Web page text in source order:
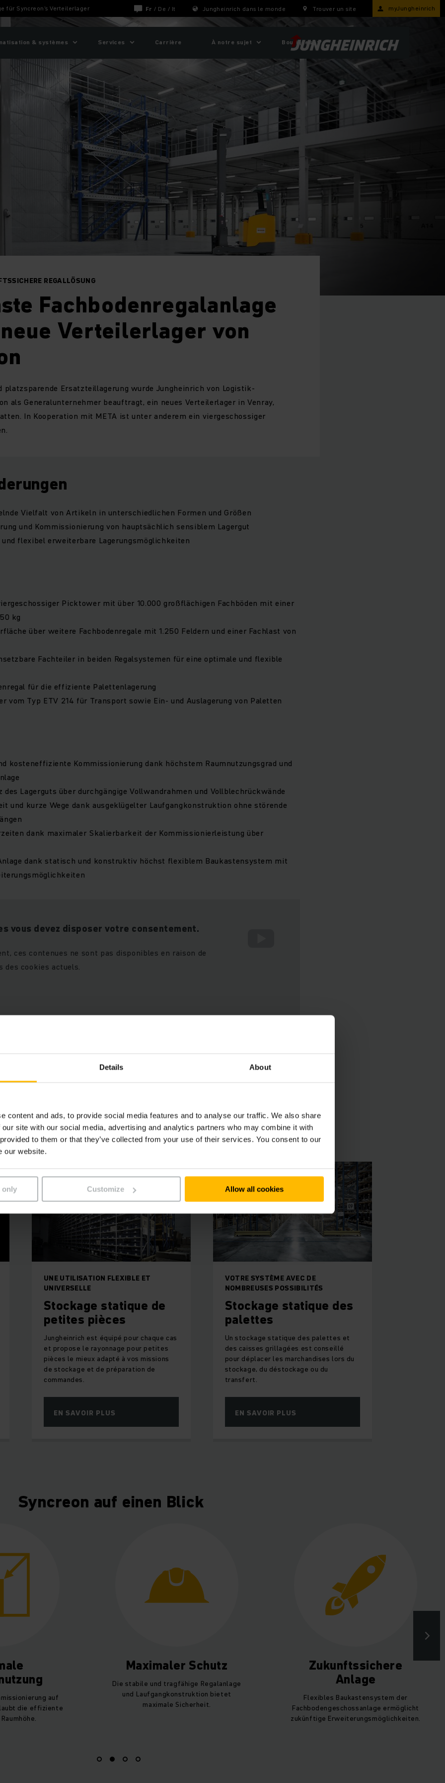
Details About
content and ads, to provide social media features and to analyse our traffic. We also share
site with our social media, advertising and analytics partners who may combine it with
to them or that they’ve collected from your use of their services. You consent to our
our website.
only Customize Allow all cookies
für Syncreon's Verteilerlager Fr / De / It Jungheinrich dans le monde Trouver un site myJungheinrich
& systèmes Services Carrière À notre sujet Boutiques
REGALLÖSUNG
Fachbodenregalanlage
Verteilerlager von
platzsparende Ersatzteillagerung wurde Jungheinrich von Logistik-
als Generalunternehmer beauftragt, ein neues Verteilerlager in Venray,
In Kooperation mit META ist unter anderem ein viergeschossiger
Vielfalt von Artikeln in unterschiedlichen Formen und Größen
und Kommissionierung von hauptsächlich sensiblem Lagergut
flexibel erweiterbare Lagerungsmöglichkeiten
Picktower mit über 10.000 großflächigen Fachböden mit einer
kg
über weitere Fachbodenregale mit 1.250 Feldern und einer Fachlast von
Fachteiler in beiden Regalsystemen für eine optimale und flexible
für die effiziente Palettenlagerung
vom Typ ETV 214 für Transport sowie Ein- und Auslagerung von Paletten
kosteneffiziente Kommissionierung dank höchstem Raumnutzungsgrad und
des Lagerguts über durchgängige Vollwandrahmen und Vollblechrückwände
und kurze Wege dank ausgeklügelter Laufgangkonstruktion ohne störende
dank maximaler Skalierbarkeit der Kommissionierleistung über
dank statisch und konstruktiv höchst flexiblem Baukastensystem mit
vous devez disposer votre consentement.
ces contenues ne sont pas disponibles en raison de
des cookies actuels.
les cookies « marketing
contenu.
UNE UTILISATION FLEXIBLE ET
UNIVERSELLE
Stockage statique de
petites pièces
Jungheinrich est équipé pour chaque cas
et propose le rayonnage pour petites
pièces le mieux adapté à vos missions
de stockage et de préparation de
commandes.
EN SAVOIR PLUS
VOTRE SYSTÈME AVEC DE
NOMBREUSES POSSIBILITÉS
Stockage statique des
palettes
Un stockage statique des palettes et
des caisses grillagées est conseillé
pour déplacer les marchandises lors du
stockage, du déstockage ou du
transfert.
EN SAVOIR PLUS
Syncreon auf einen Blick
auf
die effiziente
Maximaler Schutz
Die stabile und tragfähige Regalanlage
und Laufgangkonstruktion bietet
maximale Sicherheit.
Zukunftssichere
Anlage
Flexibles Baukastensystem der
Fachbodengeschossanlage ermöglicht
zukünftige Erweiterungsmöglichkeiten.